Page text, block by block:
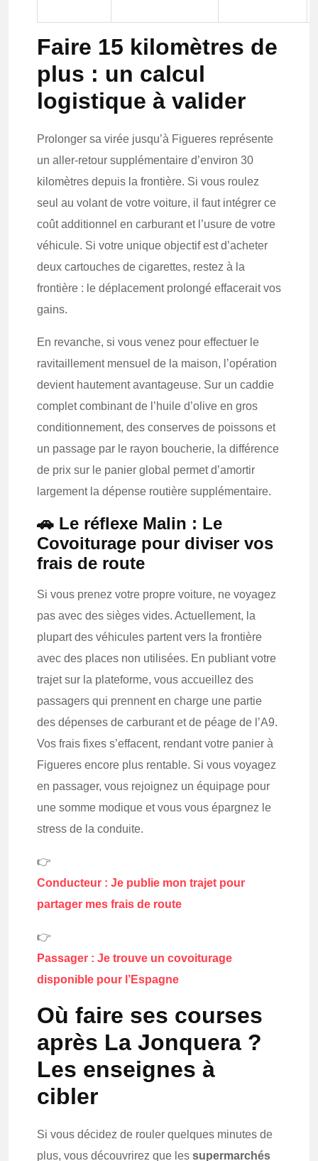
Faire 15 kilomètres de
plus : un calcul
logistique à valider
Prolonger sa virée jusqu’à Figueres représente
un aller-retour supplémentaire d’environ 30
kilomètres depuis la frontière. Si vous roulez
seul au volant de votre voiture, il faut intégrer ce
coût additionnel en carburant et l’usure de votre
véhicule. Si votre unique objectif est d’acheter
deux cartouches de cigarettes, restez à la
frontière : le déplacement prolongé effacerait vos
gains.
En revanche, si vous venez pour effectuer le
ravitaillement mensuel de la maison, l’opération
devient hautement avantageuse. Sur un caddie
complet combinant de l’huile d’olive en gros
conditionnement, des conserves de poissons et
un passage par le rayon boucherie, la différence
de prix sur le panier global permet d’amortir
largement la dépense routière supplémentaire.
🚗 Le réflexe Malin : Le
Covoiturage pour diviser vos
frais de route
Si vous prenez votre propre voiture, ne voyagez
pas avec des sièges vides. Actuellement, la
plupart des véhicules partent vers la frontière
avec des places non utilisées. En publiant votre
trajet sur la plateforme, vous accueillez des
passagers qui prennent en charge une partie
des dépenses de carburant et de péage de l’A9.
Vos frais fixes s’effacent, rendant votre panier à
Figueres encore plus rentable. Si vous voyagez
en passager, vous rejoignez un équipage pour
une somme modique et vous vous épargnez le
stress de la conduite.
👉
Conducteur : Je publie mon trajet pour
partager mes frais de route
👉
Passager : Je trouve un covoiturage
disponible pour l’Espagne
Où faire ses courses
après La Jonquera ?
Les enseignes à
cibler
Si vous décidez de rouler quelques minutes de
plus, vous découvrirez que les supermarchés